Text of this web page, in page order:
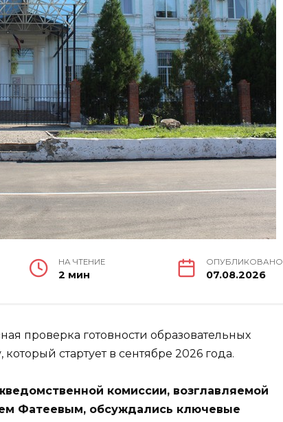
НА ЧТЕНИЕ
2 мин
ОПУБЛИКОВАНО
07.08.2026
проверка готовности образовательных
стартует в сентябре 2026 года.
комиссии, возглавляемой
Фатеевым, обсуждались ключевые